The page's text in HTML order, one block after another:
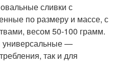
сливки с
по размеру и массе, с
весом 50-100 грамм.
универсальные —
так и для